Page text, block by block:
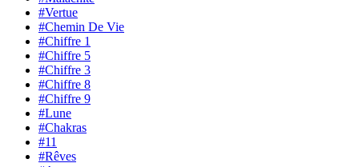
#Vertue
#Chemin De Vie
#Chiffre 1
#Chiffre 5
#Chiffre 3
#Chiffre 8
#Chiffre 9
#Lune
#Chakras
#11
#Rêves